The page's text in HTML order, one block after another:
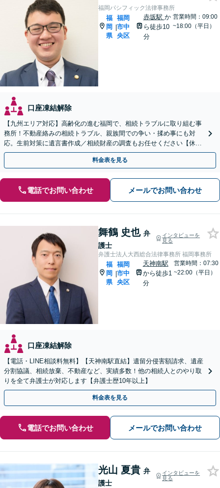
福岡パシフィック法律事務所
福
岡
県
|
福岡
市中
央区
赤坂駅 か
ら徒歩10
分
営業時間：09:00
~18:00（平日）
口座凍結解除
【九州エリア対応】高齢化の進む福岡で、相続トラブルに取り組む事
務所！不動産絡みの相続トラブル、親族間での争い・揉め事にも対
応。生前対策に遺言書作成／相続財産の調査もお任せください【休
日・夜間面談可】【完全個室】【六本松駅2分】
料金表を見る
電話でお問い合わせ メールでお問い合わせ
舞鶴 史也 弁
護士
インタビューを
見る
弁護士法人大西総合法律事務所 福岡事務所
福
岡
県
|
福岡
市中
央区
天神南駅
から徒歩1
分
営業時間：07:30
~22:00（平日）
口座凍結解除
【電話・LINE相談料無料】【天神南駅直結】遺留分侵害額請求、遺産
分割協議、相続放棄、不動産など、実績多数！他の相続人とのやり取
りを全て弁護士が対応します【弁護士歴10年以上】
料金表を見る
電話でお問い合わせ メールでお問い合わせ
光山 夏貴 弁
護士
インタビューを
見る